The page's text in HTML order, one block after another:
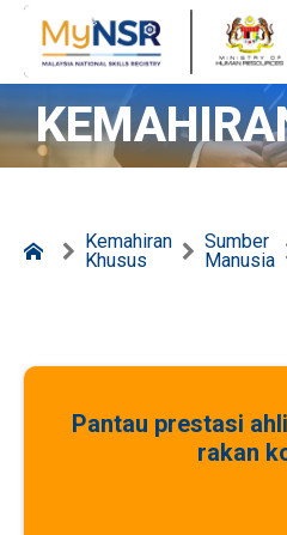
Kemahiran
Khusus
Sumber
Manusia
Pantau prestasi
rakan